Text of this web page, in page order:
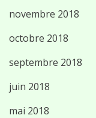
novembre 2018
octobre 2018
septembre 2018
juin 2018
mai 2018